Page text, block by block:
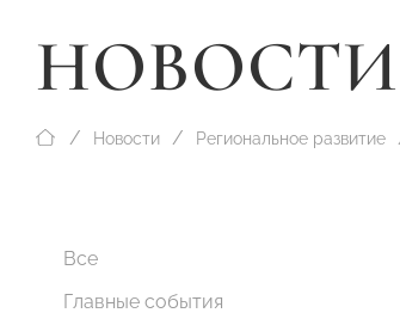
НОВОСТИ
Новости Региональное развитие
Все
Главные события